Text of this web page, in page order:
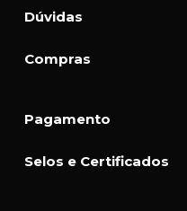
Dúvidas
Compras
Pagamento
Selos e Certificados